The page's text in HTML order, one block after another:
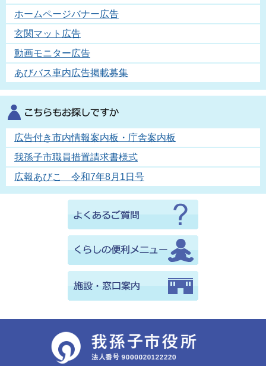
ホームページバナー広告
玄関マット広告
動画モニター広告
あびバス車内広告掲載募集
広告付き市内情報案内板・庁舎案内板
我孫子市職員措置請求書様式
広報あびこ 令和7年8月1日号